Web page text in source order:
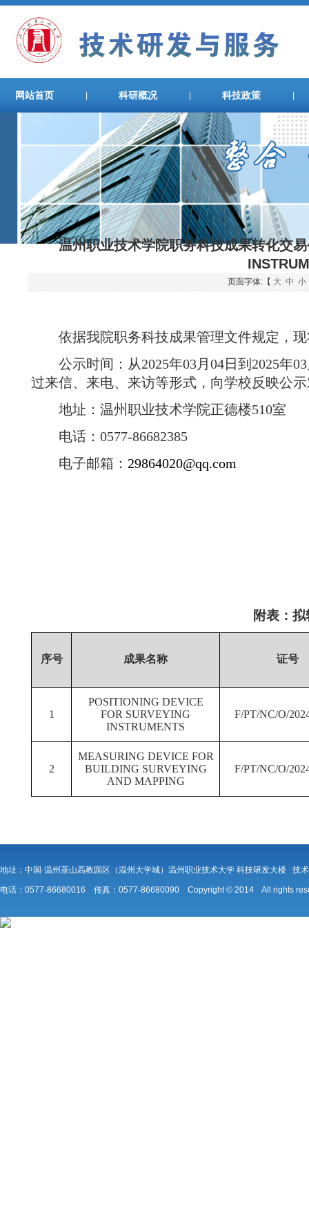
网站首页 科研概况 科技政策
温州职业技术学院职务科技成果转化交
页面字体:【 大 中 小
依据我院职务科技成果管理文件规定，
公示时间：从2025年03月 04日到 2025年03
过来信、来电、来访等形式，向学校反映公
地址：温州职业技术学院正德楼510室
电话： 0577-86682385
电子邮箱： 29864020@qq.com
附表：
序号 成果名称 证号
1
POSITIONING DEVICE
FOR SURVEYING
INSTRUMENTS
F/PT/NC/O/
2
MEASURING DEVICE FOR
BUILDING SURVEYING
AND MAPPING
F/PT/NC/O/
地址：中国·温州茶山高教园区（温州大学城）温州职业技术大学 科技研发大楼 技
电话：0577-86680016 传真：0577-86680090 Copyright © 2014 All rights